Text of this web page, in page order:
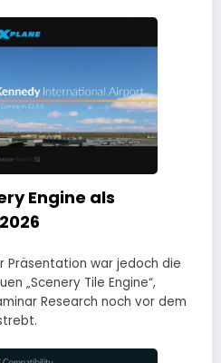
Engine als
Präsentation war jedoch die
„Scenery Tile Engine“,
Research noch vor dem